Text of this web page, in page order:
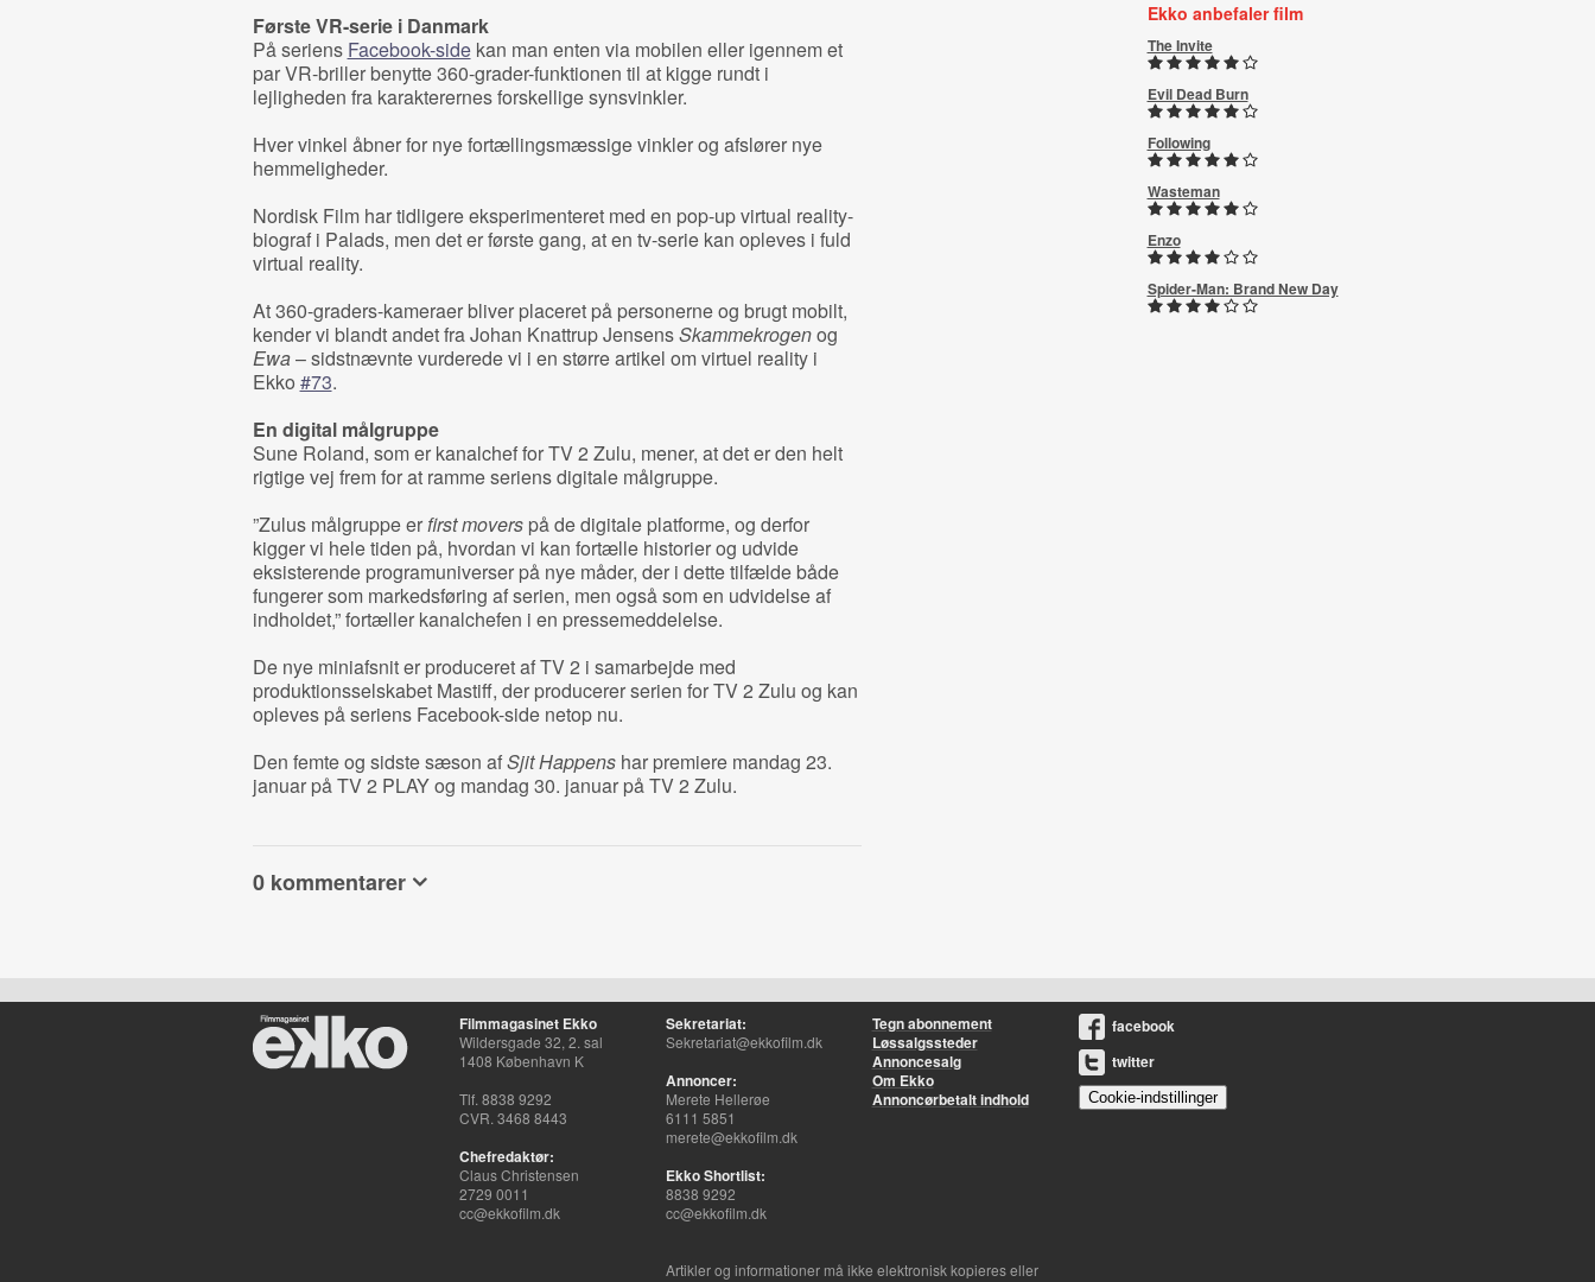
Første VR-serie i Danmark
På seriens Facebook-sidekan man enten via mobilen eller igennem et
par VR-briller benytte 360-grader-funktionen til at kigge rundt i
lejligheden fra karakterernes forskellige synsvinkler.
Hver vinkel åbner for nye fortællingsmæssige vinkler og afslører nye
hemmeligheder.
Nordisk Film har tidligere eksperimenteret med en pop-up virtual reality-
biograf i Palads, men det er første gang, at en tv-serie kan opleves i fuld
virtual reality.
At 360-graders-kameraer bliver placeret på personerne og brugt mobilt,
kender vi blandt andet fra Johan Knattrup JensensSkammekrogenog
Ewa– sidstnævnte vurderede vi i en større artikel om virtuel reality i
Ekko #73.
En digital målgruppe
Sune Roland, som er kanalchef for TV 2 Zulu, mener, at det er den helt
rigtige vej frem for at ramme seriens digitale målgruppe.
”Zulus målgruppe erfirst moverspå de digitale platforme, og derfor
kigger vi hele tiden på, hvordan vi kan fortælle historier og udvide
eksisterende programuniverser på nye måder, der i dette tilfælde både
fungerer som markedsføring af serien, men også som en udvidelse af
indholdet,” fortæller kanalchefen i en pressemeddelelse.
De nye miniafsnit er produceret af TV 2 i samarbejde med
produktionsselskabet Mastiff, der producerer serien for TV 2 Zulu og kan
opleves på seriens Facebook-side netop nu.
Den femte og sidste sæson afSjit Happenshar premiere mandag 23.
januar på TV 2 PLAY og mandag 30. januar på TV 2 Zulu.
0 kommentarer
Ekko anbefaler film
The Invite
Evil Dead Burn
Following
Wasteman
Enzo
Spider-Man: Brand New Day
Filmmagasinet Ekko
Wildersgade 32, 2. sal
1408 København K
Tlf. 8838 9292
CVR. 3468 8443
Chefredaktør:
Claus Christensen
2729 0011
cc@ekkofilm.dk
Sekretariat:
Sekretariat@ekkofilm.dk
Annoncer:
Merete Hellerøe
6111 5851
merete@ekkofilm.dk
Ekko Shortlist:
8838 9292
cc@ekkofilm.dk
Tegn abonnement
Løssalgssteder
Annoncesalg
Om Ekko
Annoncørbetalt indhold
facebook
twitter
Cookie-indstillinger
Artikler og informationer må ikke elektronisk kopieres eller